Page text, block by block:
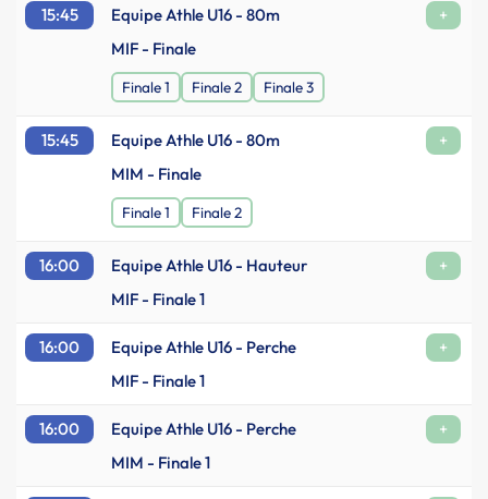
15:45 Equipe Athle U16 - 80m
+
MIF - Finale
Finale 1 Finale 2 Finale 3
15:45 Equipe Athle U16 - 80m
+
MIM - Finale
Finale 1 Finale 2
16:00 Equipe Athle U16 - Hauteur
+
MIF - Finale 1
16:00 Equipe Athle U16 - Perche
+
MIF - Finale 1
16:00 Equipe Athle U16 - Perche
+
MIM - Finale 1